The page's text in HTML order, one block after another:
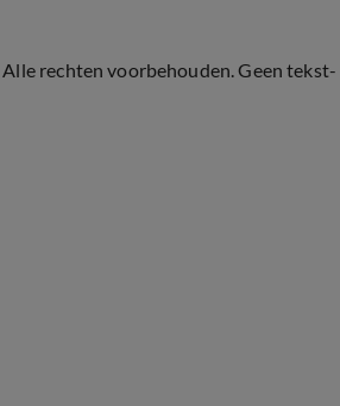
rechten voorbehouden. Geen tekst-